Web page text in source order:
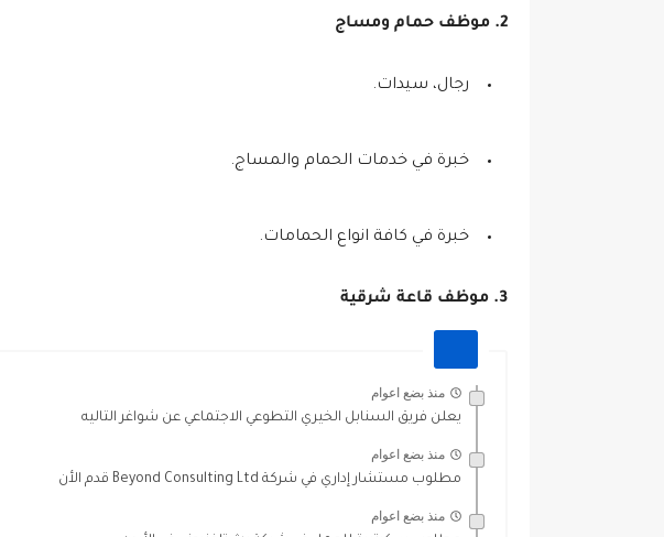
2. موظف حمام ومساج
رجال، سيدات.
خبرة في خدمات الحمام والمساج.
خبرة في كافة انواع الحمامات.
3. موظف قاعة شرقية
منذ بضع اعوام
يعلن فريق السنابل الخيري التطوعي الاجتماعي عن شواغر التاليه
منذ بضع اعوام
مطلوب مستشار إداري في شركة Beyond Consulting Ltd قدم الأن
منذ بضع اعوام